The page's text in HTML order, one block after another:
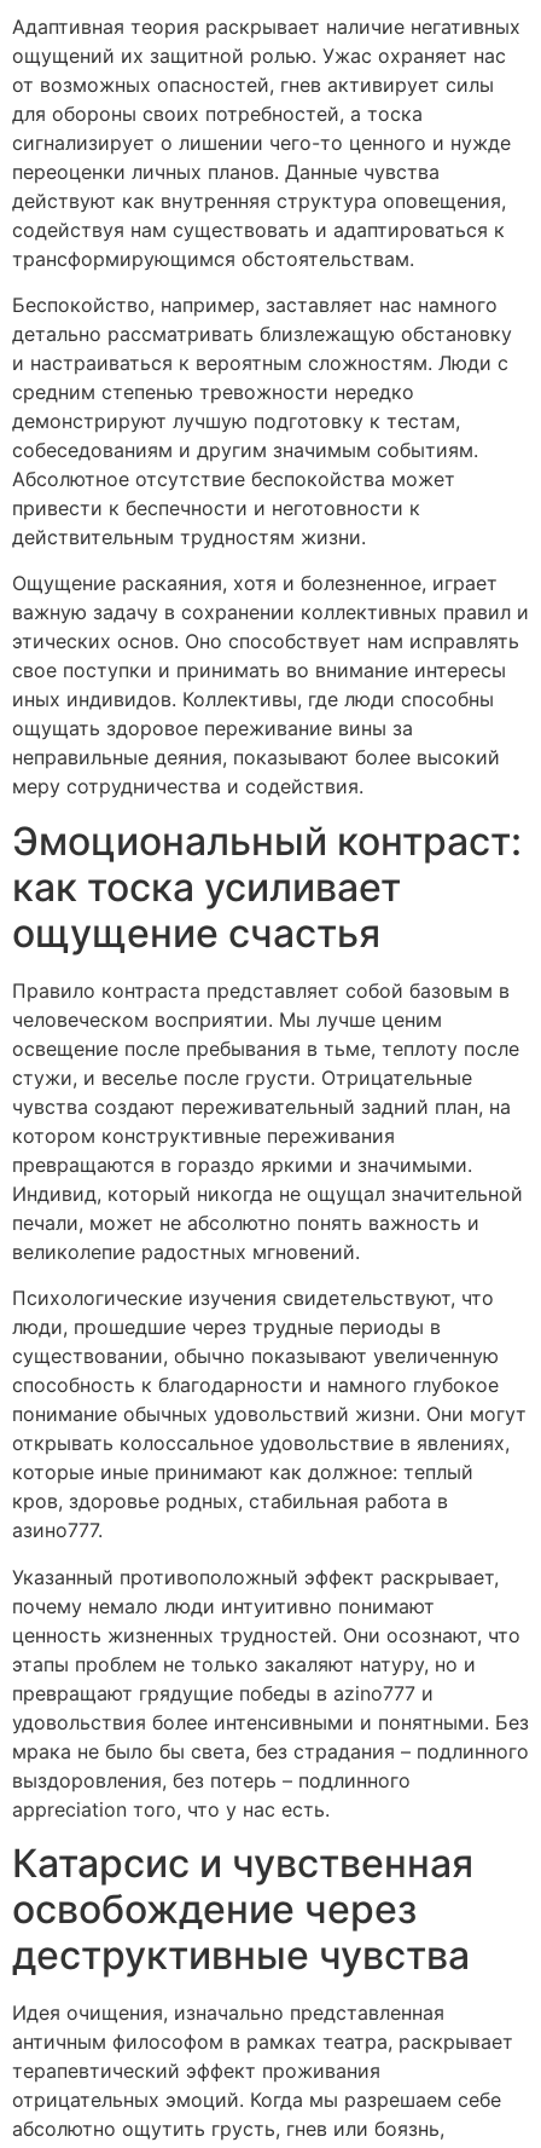
Адаптивная теория раскрывает наличие негативных
ощущений их защитной ролью. Ужас охраняет нас
от возможных опасностей, гнев активирует силы
для обороны своих потребностей, а тоска
сигнализирует о лишении чего-то ценного и нужде
переоценки личных планов. Данные чувства
действуют как внутренняя структура оповещения,
содействуя нам существовать и адаптироваться к
трансформирующимся обстоятельствам.
Беспокойство, например, заставляет нас намного
детально рассматривать близлежащую обстановку
и настраиваться к вероятным сложностям. Люди с
средним степенью тревожности нередко
демонстрируют лучшую подготовку к тестам,
собеседованиям и другим значимым событиям.
Абсолютное отсутствие беспокойства может
привести к беспечности и неготовности к
действительным трудностям жизни.
Ощущение раскаяния, хотя и болезненное, играет
важную задачу в сохранении коллективных правил и
этических основ. Оно способствует нам исправлять
свое поступки и принимать во внимание интересы
иных индивидов. Коллективы, где люди способны
ощущать здоровое переживание вины за
неправильные деяния, показывают более высокий
меру сотрудничества и содействия.
Эмоциональный контраст:
как тоска усиливает
ощущение счастья
Правило контраста представляет собой базовым в
человеческом восприятии. Мы лучше ценим
освещение после пребывания в тьме, теплоту после
стужи, и веселье после грусти. Отрицательные
чувства создают переживательный задний план, на
котором конструктивные переживания
превращаются в гораздо яркими и значимыми.
Индивид, который никогда не ощущал значительной
печали, может не абсолютно понять важность и
великолепие радостных мгновений.
Психологические изучения свидетельствуют, что
люди, прошедшие через трудные периоды в
существовании, обычно показывают увеличенную
способность к благодарности и намного глубокое
понимание обычных удовольствий жизни. Они могут
открывать колоссальное удовольствие в явлениях,
которые иные принимают как должное: теплый
кров, здоровье родных, стабильная работа в
азино777.
Указанный противоположный эффект раскрывает,
почему немало люди интуитивно понимают
ценность жизненных трудностей. Они осознают, что
этапы проблем не только закаляют натуру, но и
превращают грядущие победы в azino777 и
удовольствия более интенсивными и понятными. Без
мрака не было бы света, без страдания – подлинного
выздоровления, без потерь – подлинного
appreciation того, что у нас есть.
Катарсис и чувственная
освобождение через
деструктивные чувства
Идея очищения, изначально представленная
античным философом в рамках театра, раскрывает
терапевтический эффект проживания
отрицательных эмоций. Когда мы разрешаем себе
абсолютно ощутить грусть, гнев или боязнь,